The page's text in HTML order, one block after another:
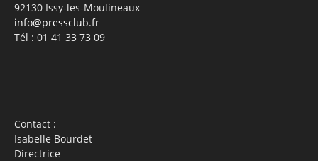
92130 Issy-les-Moulineaux
info@pressclub.fr
Tél : 01 41 33 73 09
Contact :
Isabelle Bourdet
Directrice